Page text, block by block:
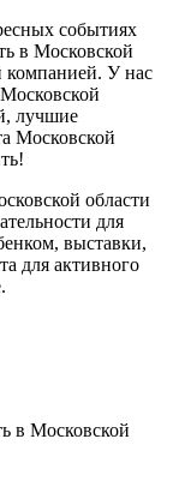
событиях
в Московской
компанией. У нас
лучшие
Московской
области
для
выставки,
для активного
в Московской